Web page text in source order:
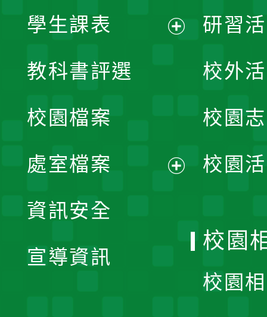
學生課表
單
教科書評選
校園檔案
處室檔案
資訊安全
宣導資訊
研習
校外
校園
校園
校園
校園